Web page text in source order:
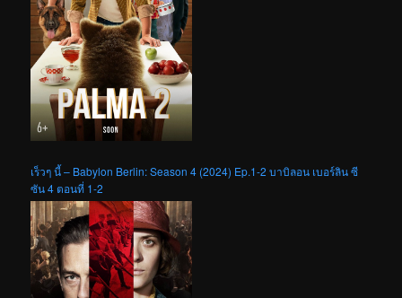
เร็วๆ นี้ – Babylon Berlin: Season 4 (2024) Ep.1-2 บาบิลอน เบอร์ลิน ซี
ซัน 4 ตอนที่ 1-2